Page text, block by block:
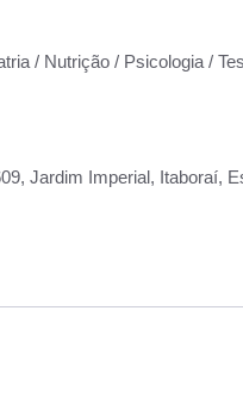
/ Nutrição / Psicologia /
Jardim Imperial, Itaboraí,